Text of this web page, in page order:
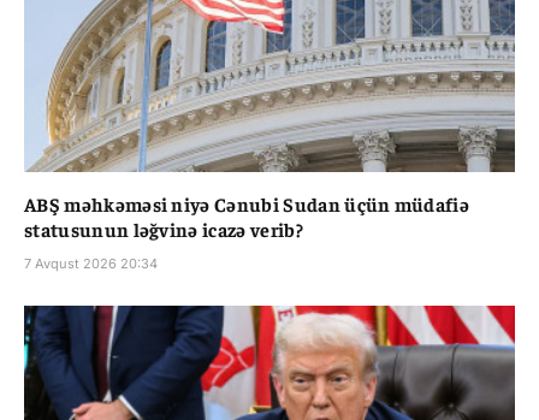
ABŞ məhkəməsi niyə Cənubi Sudan üçün müdafiə
statusunun ləğvinə icazə verib?
7 Avqust 2026 20:34